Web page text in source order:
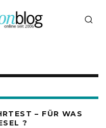
– FÜR WAS
?